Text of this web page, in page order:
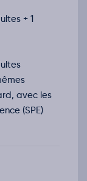
le Jeu. 17 déc. 26
le Sam. 19 déc. 26
le Mer. 06 janv. 27
+ 1
avec les
(SPE)